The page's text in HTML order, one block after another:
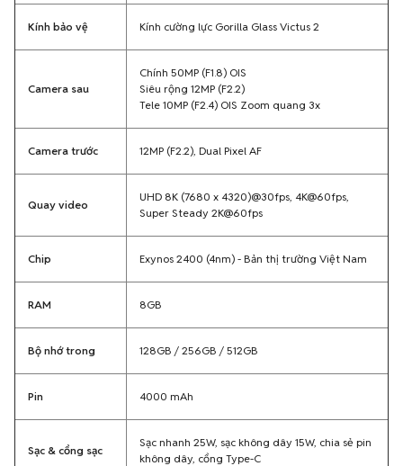
Kính bảo vệ Kính cường lực Gorilla Glass Victus 2
Camera sau
Chính 50MP (F1.8) OIS
Siêu rộng 12MP (F2.2)
Tele 10MP (F2.4) OIS Zoom quang 3x
Camera trước 12MP (F2.2), Dual Pixel AF
Quay video
UHD 8K (7680 x 4320)@30fps, 4K@60fps,
Super Steady 2K@60fps
Chip Exynos 2400 (4nm) - Bản thị trường Việt Nam
RAM 8GB
Bộ nhớ trong 128GB / 256GB / 512GB
Pin 4000 mAh
Sạc & cổng sạc
Sạc nhanh 25W, sạc không dây 15W, chia sẻ pin
không dây, cổng Type-C